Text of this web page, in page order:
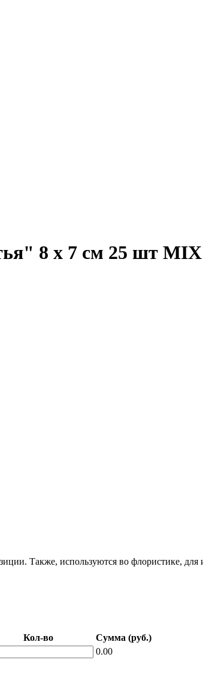
8 x 7 см 25 шт
Также, используются во флористике, для
Кол-во
Сумма (руб.)
0.00